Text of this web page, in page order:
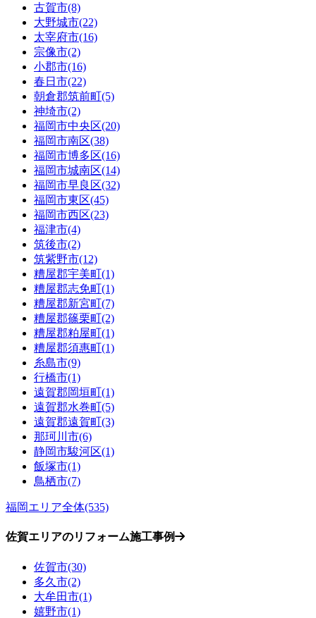
古賀市(8)
大野城市(22)
太宰府市(16)
宗像市(2)
小郡市(16)
春日市(22)
朝倉郡筑前町(5)
神埼市(2)
福岡市中央区(20)
福岡市南区(38)
福岡市博多区(16)
福岡市城南区(14)
福岡市早良区(32)
福岡市東区(45)
福岡市西区(23)
福津市(4)
筑後市(2)
筑紫野市(12)
糟屋郡宇美町(1)
糟屋郡志免町(1)
糟屋郡新宮町(7)
糟屋郡篠栗町(2)
糟屋郡粕屋町(1)
糟屋郡須惠町(1)
糸島市(9)
行橋市(1)
遠賀郡岡垣町(1)
遠賀郡水巻町(5)
遠賀郡遠賀町(3)
那珂川市(6)
静岡市駿河区(1)
飯塚市(1)
鳥栖市(7)
福岡エリア全体(535)
佐賀エリアのリフォーム施工事例
佐賀市(30)
多久市(2)
大牟田市(1)
嬉野市(1)